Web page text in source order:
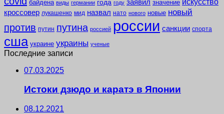
байдена виды германии года году значение
кроссовер лукашенко мид назвал нато нового новые новый
против путин путина россией россии санкции спорта
сша украине украины ученые
Последние записи
07.03.2025
Истоки дзюдо и каратэ в Японии
08.12.2021